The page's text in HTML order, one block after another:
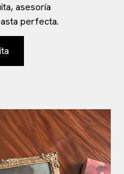
asesoría
perfecta.